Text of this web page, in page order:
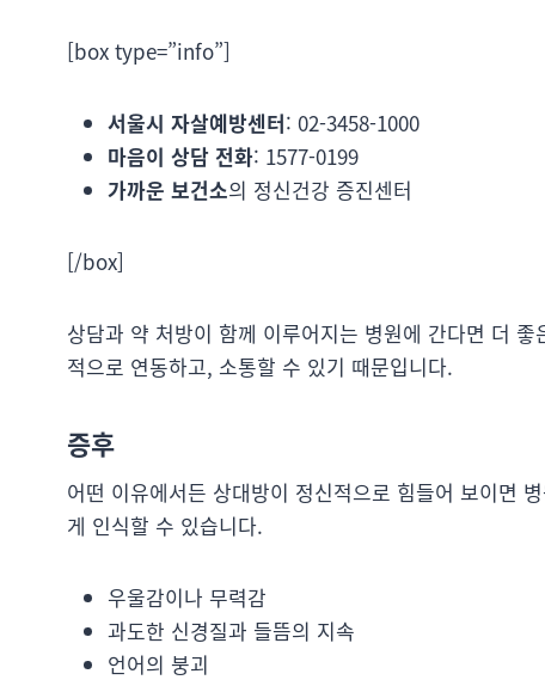
[box type=”info”]
서울시 자살예방센터: 02-3458-1000
마음이 상담 전화: 1577-0199
가까운 보건소의 정신건강 증진센터
[/box]
상담과 약 처방이 함께 이루어지는 병원에 간다면 더
적으로 연동하고, 소통할 수 있기 때문입니다.
증후
어떤 이유에서든 상대방이 정신적으로 힘들어 보이면
게 인식할 수 있습니다.
우울감이나 무력감
과도한 신경질과 들뜸의 지속
언어의 붕괴